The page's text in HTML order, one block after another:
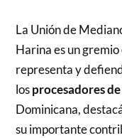
La Unión de
Harina es un
representa y
losprocesadores
Dominicana,
su importante